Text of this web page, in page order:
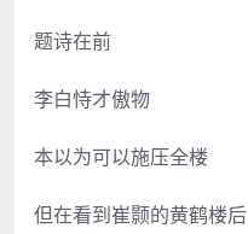
题诗在前
李白恃才傲物
本以为可以施压全楼
但在看到崔颢的黄鹤楼后